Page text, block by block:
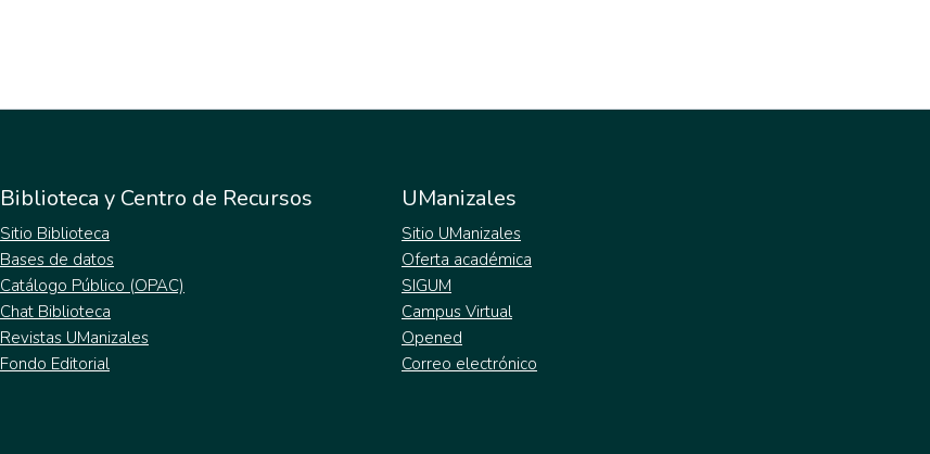
Biblioteca y Centro de Recursos
Sitio Biblioteca
Bases de datos
Catálogo Público (OPAC)
Chat Biblioteca
Revistas UManizales
Fondo Editorial
UManizales
Sitio UManizales
Oferta académica
SIGUM
Campus Virtual
Opened
Correo electrónico